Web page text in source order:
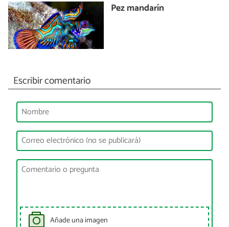
Pez mandarín
Escribir comentario
Añade una imagen